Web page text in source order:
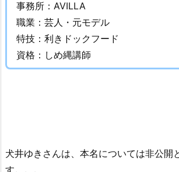
何
者？
職
業
や
て
事務所：AVILLA
職業：芸人・元モデル
特技：利きドックフード
資格：しめ縄講師
犬井ゆきさんは、本名については非公開
す。。。